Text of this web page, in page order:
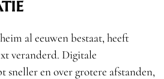
al eeuwen bestaat, heeft
veranderd. Digitale
sneller en over grotere afstanden,